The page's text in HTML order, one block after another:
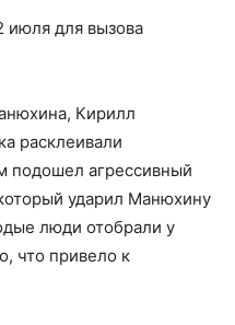
июля для вызова
Кирилл
расклеивали
подошел агрессивный
ударил Манюхину
люди отобрали у
что привело к